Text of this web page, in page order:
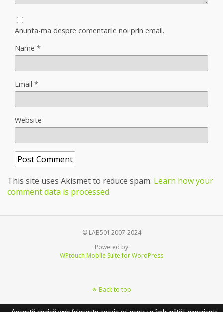
Anunta-ma despre comentarile noi prin email.
Name *
Email *
Website
This site uses Akismet to reduce spam. Learn how your
comment data is processed.
© LAB501 2007-2024
Powered by
WPtouch Mobile Suite for WordPress
Back to top